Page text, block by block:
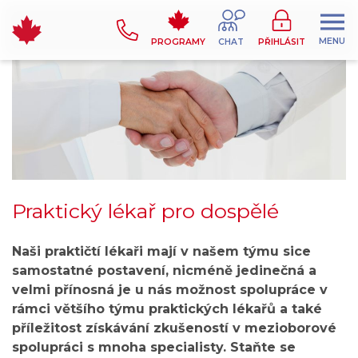
PROGRAMY CHAT PŘIHLÁSIT MENU
Praktický lékař pro dospělé
Naši praktičtí lékaři mají v našem týmu sice
samostatné postavení, nicméně jedinečná a
velmi přínosná je u nás možnost spolupráce v
rámci většího týmu praktických lékařů a také
příležitost získávání zkušeností v mezioborové
spolupráci s mnoha specialisty. Staňte se